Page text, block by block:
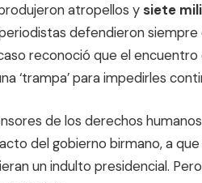
atropellos ysiete
defendieron
reconoció que el
‘trampa’ para impedirles
de los derechos
del gobierno birmano, a
un indulto presidencial.